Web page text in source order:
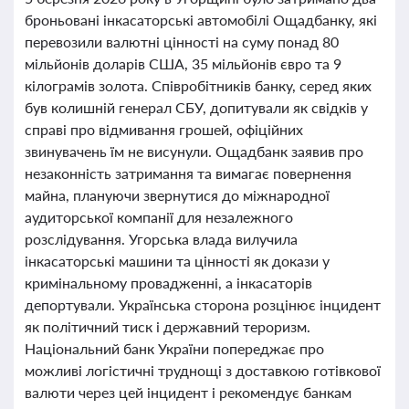
броньовані інкасаторські автомобілі Ощадбанку, які
перевозили валютні цінності на суму понад 80
мільйонів доларів США, 35 мільйонів євро та 9
кілограмів золота. Співробітників банку, серед яких
був колишній генерал СБУ, допитували як свідків у
справі про відмивання грошей, офіційних
звинувачень їм не висунули. Ощадбанк заявив про
незаконність затримання та вимагає повернення
майна, плануючи звернутися до міжнародної
аудиторської компанії для незалежного
розслідування. Угорська влада вилучила
інкасаторські машини та цінності як докази у
кримінальному провадженні, а інкасаторів
депортували. Українська сторона розцінює інцидент
як політичний тиск і державний тероризм.
Національний банк України попереджає про
можливі логістичні труднощі з доставкою готівкової
валюти через цей інцидент і рекомендує банкам